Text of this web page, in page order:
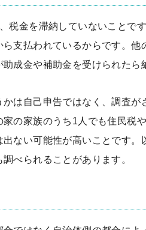
税金を滞納していないこと で
ら支払われているからです。
成金や補助金を受けられたら
は自己申告ではなく、調査
家の家族のうち1人でも住民税
ない可能性が高いことです
べられることがあります。